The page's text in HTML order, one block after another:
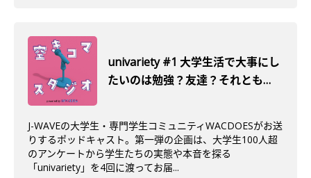
univariety #1 大学生活で大事にし
たいのは勉強？友達？それとも…
J-WAVEの大学生・専門学生コミュニティWACDOESがお送
りするポッドキャスト。第一弾の企画は、大学生100人超
のアンケートから学生たちの実態や本音を探る
「univariety」を4回に渡ってお届...